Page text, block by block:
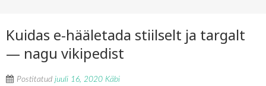
Kuidas e-hääletada stiilselt ja targalt
— nagu vikipedist
Postitatud juuli 16, 2020 Käbi